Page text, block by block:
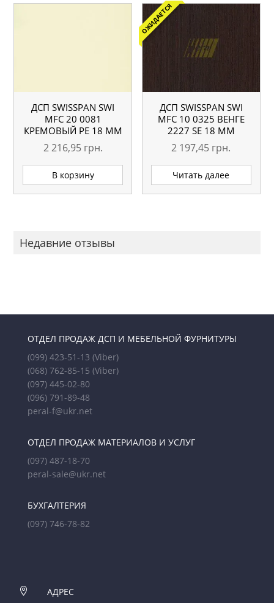
ДСП SWISSPAN SWI
MFC 20 0081
КРЕМОВЫЙ PE 18 ММ
2 216,95 грн.
В корзину
ОЖИДАЕТСЯ
ДСП SWISSPAN SWI
MFC 10 0325 ВЕНГЕ
2227 SE 18 ММ
2 197,45 грн.
Читать далее
Недавние отзывы
ОТДЕЛ ПРОДАЖ ДСП И МЕБЕЛЬНОЙ ФУРНИТУРЫ
(099) 423-51-13 (Viber)
(068) 762-85-15 (Viber)
(097) 445-02-80
(096) 791-89-48
peral-f@ukr.net
ОТДЕЛ ПРОДАЖ МАТЕРИАЛОВ И УСЛУГ
(097) 487-18-70
peral-sale@ukr.net
БУХГАЛТЕРИЯ
(097) 746-78-82

АДРЕС